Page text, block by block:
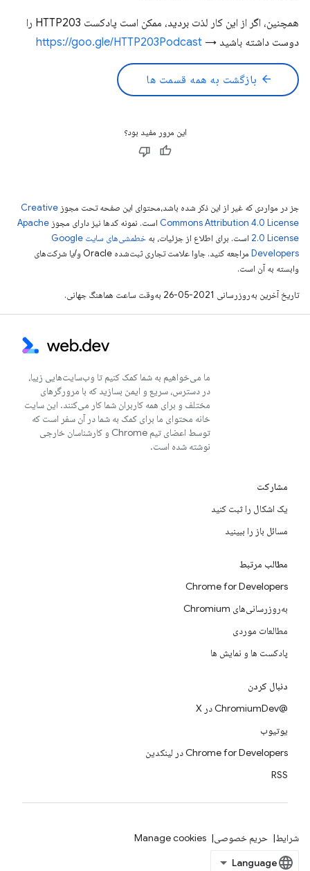
همچنین، اگر از این کار لذت بردید، ممکن است پادکست HTTP203 را
دوست داشته باشید → https://goo.gle/HTTP203Podcast
arrow_back بازگشت به همه قسمت ها
این مرور مفید بود؟
جز در مواردی که غیر از این ذکر شده باشد،‌محتوای این صفحه تحت مجوز Creative
Commons Attribution 4.0 License است. نمونه کدها نیز دارای مجوز Apache
2.0 License است. برای اطلاع از جزئیات، به
خطمشی‌های سایت Google
Developers‏
مراجعه کنید. جاوا علامت تجاری ثبت‌شده Oracle و/یا شرکت‌های
وابسته به آن است.
تاریخ آخرین به‌روزرسانی 2021-05-26 به‌وقت ساعت هماهنگ جهانی.
ما می‌خواهیم به شما کمک کنیم تا وب‌سایت‌هایی زیبا،
در دسترس، سریع و ایمن بسازید که با مرورگرهای
مختلف و برای همه کاربران شما کار می‌کنند. این سایت
خانه محتوای ما برای کمک به شما در آن سفر است که
توسط اعضای تیم Chrome و کارشناسان خارجی
نوشته شده است.
مشارکت
یک اشکال را ثبت کنید
مسائل باز را ببینید
مطالب مرتبط
Chrome for Developers
به‌روزرسانی‌های Chromium
مطالعات موردی
پادکست ها و نمایش ها
دنبال کردن
@ChromiumDev در X
یوتیوب
Chrome for Developers در لینکدین
RSS
شرایط حریم خصوصی Manage cookies